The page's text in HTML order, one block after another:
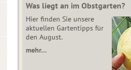
Was liegt an im Obstgarten?
Hier finden Sie unsere
aktuellen Gartentipps für
den August.
mehr…